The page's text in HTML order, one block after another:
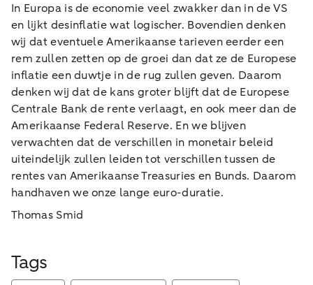
In Europa is de economie veel zwakker dan in de VS
en lijkt desinflatie wat logischer. Bovendien denken
wij dat eventuele Amerikaanse tarieven eerder een
rem zullen zetten op de groei dan dat ze de Europese
inflatie een duwtje in de rug zullen geven. Daarom
denken wij dat de kans groter blijft dat de Europese
Centrale Bank de rente verlaagt, en ook meer dan de
Amerikaanse Federal Reserve. En we blijven
verwachten dat de verschillen in monetair beleid
uiteindelijk zullen leiden tot verschillen tussen de
rentes van Amerikaanse Treasuries en Bunds. Daarom
handhaven we onze lange euro-duratie.
Thomas Smid
Tags